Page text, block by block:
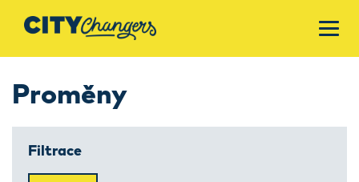
Proměny
Filtrace